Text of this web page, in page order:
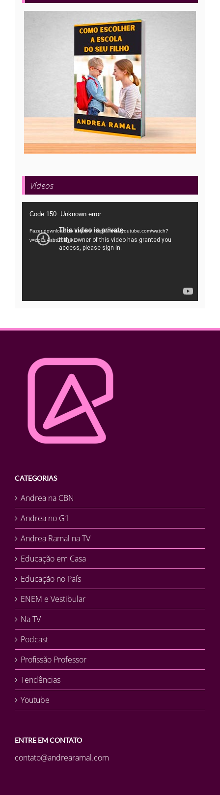
Vídeos
Tocador
vídeo
Code 150: Unknown error.
Fazer download do arquivo: https://www.youtube.com/watch?
v=oo0uAsbti28&_=1
CATEGORIAS
Andrea na CBN
Andrea no G1
Andrea Ramal na TV
Educação em Casa
Educação no País
ENEM e Vestibular
Na TV
Podcast
Profissão Professor
Tendências
Youtube
ENTRE EM CONTATO
contato@andrearamal.com